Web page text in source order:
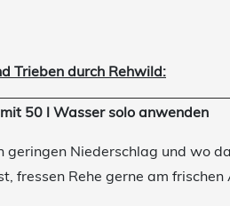
Trieben durch Rehwild:
50 l Wasser solo anwenden
geringen Niederschlag und wo
fressen Rehe gerne am